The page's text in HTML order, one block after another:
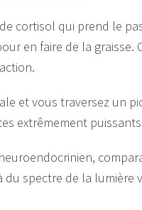
cortisol qui prend le
en faire de la graisse.
et vous traversez un
extrêmement
spectre de la lumière